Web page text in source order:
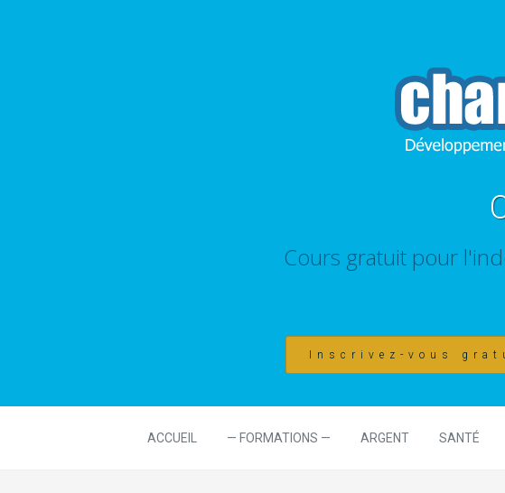
Cours gratuit pour
Inscrivez-vous
ACCUEIL — FORMATIONS — ARGENT SANTÉ